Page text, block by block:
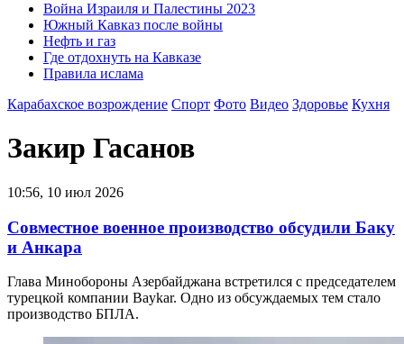
Война Израиля и Палестины 2023
Южный Кавказ после войны
Нефть и газ
Где отдохнуть на Кавказе
Правила ислама
Карабахское возрождение Спорт Фото Видео Здоровье Кухня
Закир Гасанов
10:56, 10 июл 2026
Совместное военное производство обсудили Баку
и Анкара
Глава Минобороны Азербайджана встретился с председателем
турецкой компании Baykar. Одно из обсуждаемых тем стало
производство БПЛА.